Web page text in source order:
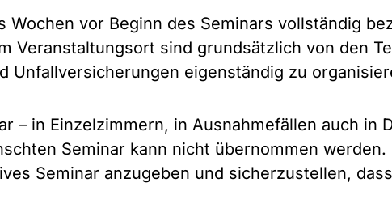
vor Beginn des Seminars vollständig
Veranstaltungsort sind grundsätzlich von den
Unfallversicherungen eigenständig zu
– in Einzelzimmern, in Ausnahmefällen auch in
Seminar kann nicht übernommen werden.
Seminar anzugeben und sicherzustellen,